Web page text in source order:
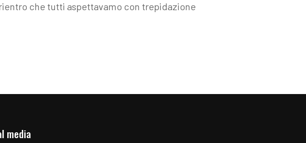
che tutti aspettavamo con trepidazione
media